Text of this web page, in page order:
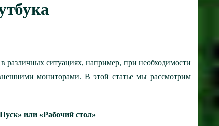
различных ситуациях, например, при необходимости
мониторами. В этой статье мы рассмотрим
или «Рабочий стол»